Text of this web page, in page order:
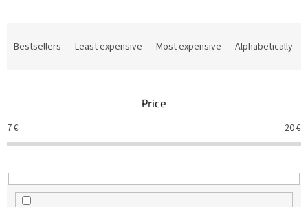
t
s
o
t
Bestsellers Least expensive Most expensive Alphabetically
Price
7€ 20€